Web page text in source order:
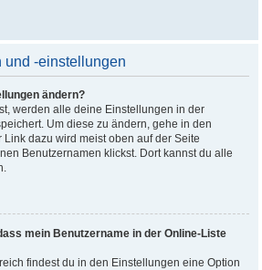
und -einstellungen
ändern?
werden alle deine Einstellungen in der
Um diese zu ändern, gehe in den
Link dazu wird meist oben auf der Seite
Benutzernamen klickst. Dort kannst du alle
mein Benutzername in der Online-Liste
findest du in den Einstellungen eine Option